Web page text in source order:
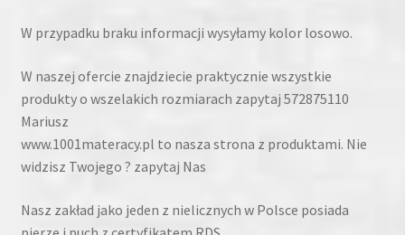
W przypadku braku informacji wysyłamy kolor losowo.
W naszej ofercie znajdziecie praktycznie wszystkie
produkty o wszelakich rozmiarach zapytaj 572875110
Mariusz
www.1001materacy.pl to nasza strona z produktami. Nie
widzisz Twojego ? zapytaj Nas
Nasz zakład jako jeden z nielicznych w Polsce posiada